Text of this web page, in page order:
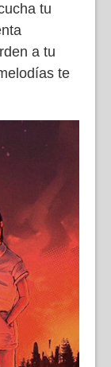
tu
a tu
te